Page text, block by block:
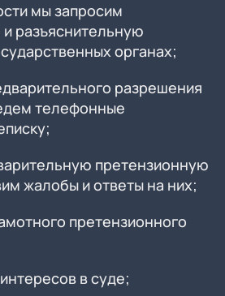
мы запросим
разъяснительную
органах;
разрешения
телефонные
претензионную
жалобы и ответы на них;
претензионного
в суде;